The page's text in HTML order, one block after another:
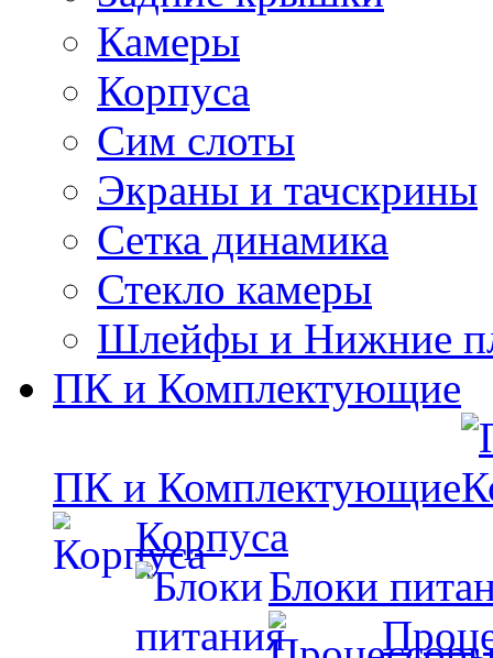
Камеры
Корпуса
Сим слоты
Экраны и тачскрины
Сетка динамика
Стекло камеры
Шлейфы и Нижние
ПК и Комплектующие
ПК и Комплектующие
Корпуса
Блоки